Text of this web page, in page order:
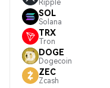
Ripple
SOL
Solana
TRX
Tron
DOGE
Dogecoin
ZEC
Zcash